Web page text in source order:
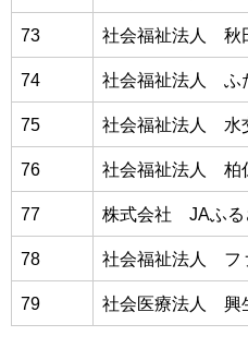
73 社会福祉法人 秋
74 社会福祉法人 ふ
75 社会福祉法人 水
76 社会福祉法人 柏
77 株式会社 JAふる
78 社会福祉法人 フ
79 社会医療法人 興